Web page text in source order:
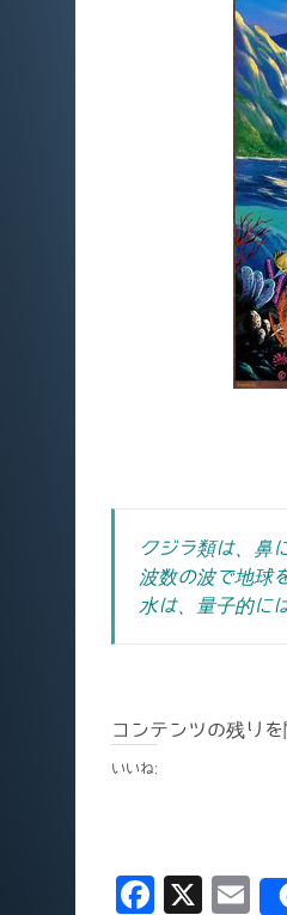
クジラ類は、鼻
波数の波で地球
水は、量子的に
コンテンツの残り
いいね:
F
X
E